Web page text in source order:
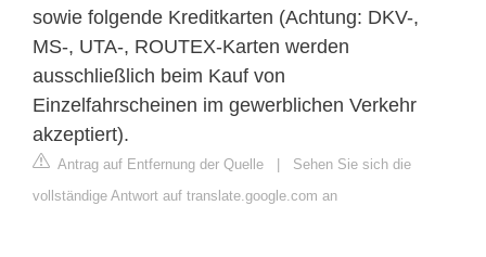
sowie folgende Kreditkarten (Achtung: DKV-,
MS-, UTA-, ROUTEX-Karten werden
ausschließlich beim Kauf von
Einzelfahrscheinen im gewerblichen Verkehr
akzeptiert).
Antrag auf Entfernung der Quelle | Sehen Sie sich die
vollständige Antwort auf translate.google.com an